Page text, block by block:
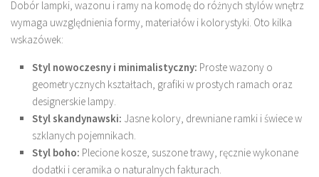
Dobór lampki, wazonu i ramy na komodę do różnych stylów wnętrz
wymaga uwzględnienia formy, materiałów i kolorystyki. Oto kilka
wskazówek:
Styl nowoczesny i minimalistyczny: Proste wazony o
geometrycznych kształtach, grafiki w prostych ramach oraz
designerskie lampy.
Styl skandynawski: Jasne kolory, drewniane ramki i świece w
szklanych pojemnikach.
Styl boho: Plecione kosze, suszone trawy, ręcznie wykonane
dodatki i ceramika o naturalnych fakturach.